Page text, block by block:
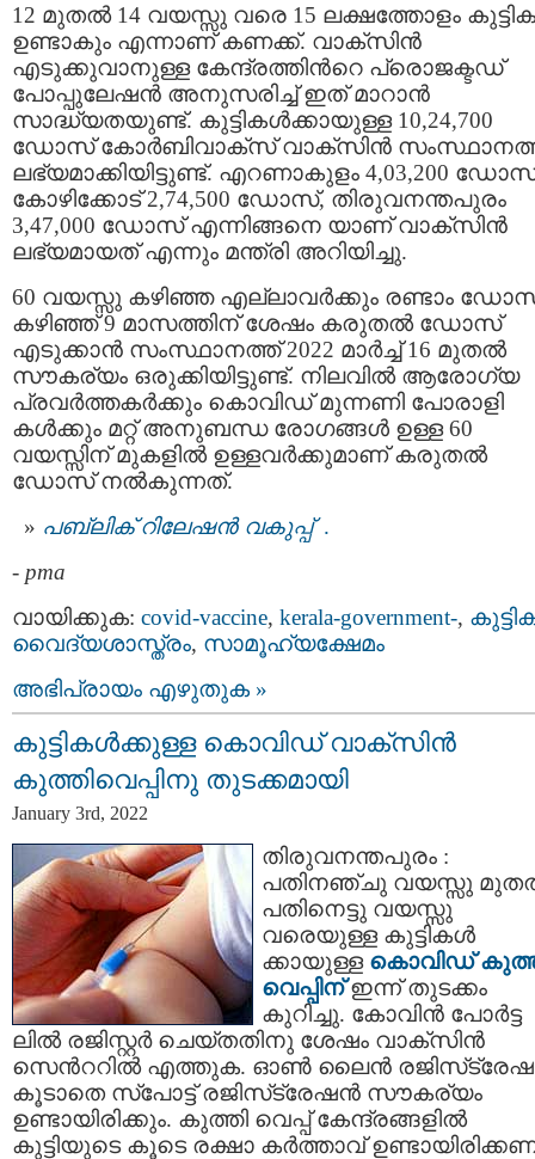
12 മുതൽ 14 വയസ്സു വരെ 15 ലക്ഷത്തോളം
ഉണ്ടാകും എന്നാണ് കണക്ക്. വാക്സിന്‍
എടുക്കുവാനുള്ള കേന്ദ്രത്തിന്‍റെ പ്രൊജക്ടഡ്
പോപ്പുലേഷന്‍ അനുസരിച്ച് ഇത് മാറാൻ
സാദ്ധ്യതയുണ്ട്. കുട്ടികൾക്കായുള്ള 10,24,700
ഡോസ് കോർബിവാക്സ് വാക്സിൻ
ലഭ്യമാക്കിയിട്ടുണ്ട്. എറണാകുളം 4,03,200
കോഴിക്കോട് 2,74,500 ഡോസ്, തിരുവനന്തപുരം
3,47,000 ഡോസ് എന്നിങ്ങനെ യാണ് വാക്സിൻ
ലഭ്യമായത് എന്നും മന്ത്രി അറിയിച്ചു.
60 വയസ്സു കഴിഞ്ഞ എല്ലാവർക്കും രണ്ടാം
കഴിഞ്ഞ് 9 മാസത്തിന് ശേഷം കരുതൽ ഡോസ്
എടുക്കാന്‍ സംസ്ഥാനത്ത് 2022 മാർച്ച് 16 മുതൽ
സൗകര്യം ഒരുക്കിയിട്ടുണ്ട്. നിലവിൽ ആരോഗ്യ
പ്രവർത്തകർക്കും കൊവിഡ് മുന്നണി പോരാളി
കൾക്കും മറ്റ് അനുബന്ധ രോഗങ്ങൾ ഉള്ള 60
വയസ്സിന് മുകളിൽ ഉള്ളവർക്കുമാണ് കരുതൽ
ഡോസ് നൽകുന്നത്.
പബ്ലിക് റിലേഷന്‍ വകുപ്പ്.
- pma
വായിക്കുക: covid-vaccine, kerala-government-,
വൈദ്യശാസ്ത്രം, സാമൂഹ്യക്ഷേമം
അഭിപ്രായം എഴുതുക »
കുട്ടികള്‍ക്കുള്ള കൊവിഡ് വാക്സിന്‍
കുത്തിവെപ്പിനു തുടക്കമായി
January 3rd, 2022
തിരുവനന്തപുരം :
പതിനഞ്ചു വയസ്സു
പതിനെട്ടു വയസ്സു
വരെയുള്ള കുട്ടികള്‍
ക്കായുള്ള കൊവിഡ്
വെപ്പിന്ഇന്ന് തുടക്കം
കുറിച്ചു. കോവിന്‍ പോര്‍ട്ട
ലില്‍ രജിസ്റ്റര്‍ ചെയ്തതിനു ശേഷം വാക്സിന്‍
സെന്‍ററില്‍ എത്തുക. ഓൺ ലൈന്‍
കൂടാതെ സ്‌പോട്ട് രജിസ്‌ട്രേഷന്‍ സൗകര്യം
ഉണ്ടായിരിക്കും. കുത്തി വെപ്പ് കേന്ദ്രങ്ങളിൽ
കുട്ടിയുടെ കൂടെ രക്ഷാ കർത്താവ്